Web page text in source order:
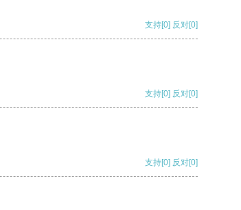
支持[0] 反对[0]
支持[0] 反对[0]
支持[0] 反对[0]